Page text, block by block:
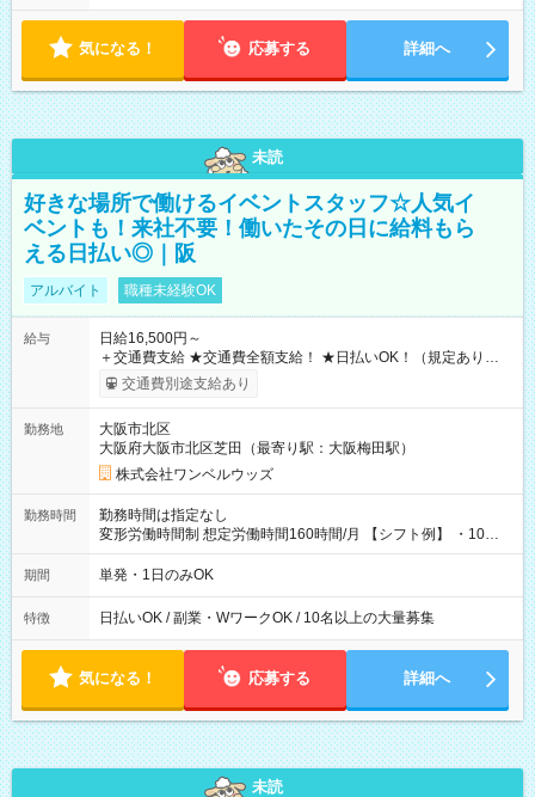
気になる！ 応募する 詳細へ
未読
好きな場所で働けるイベントスタッフ☆人気イ
ベントも！来社不要！働いたその日に給料もら
える日払い◎｜阪
アルバイト 職種未経験OK
給与
日給16,500円～
＋交通費支給 ★交通費全額支給！ ★日払いOK！（規定あり） ┗
働いたその日に現金GET♪ お仕事後はコンビニATMから 日払
交通費別途支給あり
勤務地
大阪市北区
大阪府大阪市北区芝田（最寄り駅：大阪梅田駅）
株式会社ワンベルウッズ
勤務時間
勤務時間は指定なし
変形労働時間制 想定労働時間160時間/月 【シフト例】 ・10：
00～20：00
期間 単発・1日のみOK
特徴 日払いOK / 副業・WワークOK / 10名以上の大量募集
気になる！ 応募する 詳細へ
未読